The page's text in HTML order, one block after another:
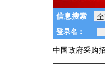
信息搜索
中国政府采购